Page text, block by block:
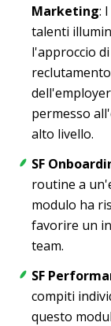
Marketing:
talenti
l'approccio
permesso
alto livello.
SF
routine a
modulo ha
favorire un
team.
SF
compiti
questo